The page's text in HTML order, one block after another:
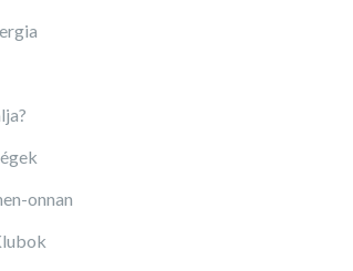
onnan